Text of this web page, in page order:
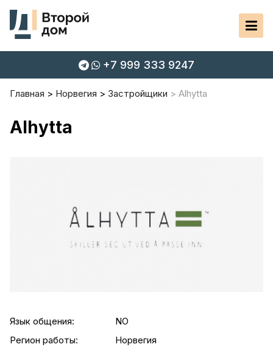
+7 999 333 9247
Главная Норвегия Застройщики Alhytta
Alhytta
Язык общения:
NO
Регион работы:
Норвегия